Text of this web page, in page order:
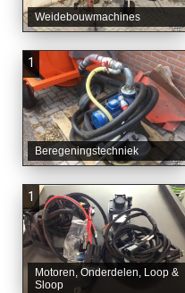
Weidebouwmachines
1
Beregeningstechniek
1
Motoren, Onderdelen, Loop &
Sloop